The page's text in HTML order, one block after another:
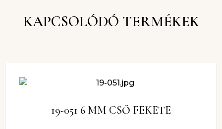
KAPCSOLÓDÓ TERMÉKEK
19-051 6 MM CSŐ FEKETE